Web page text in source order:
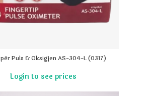
Puls & Oksigjen AS-304-L (0317)